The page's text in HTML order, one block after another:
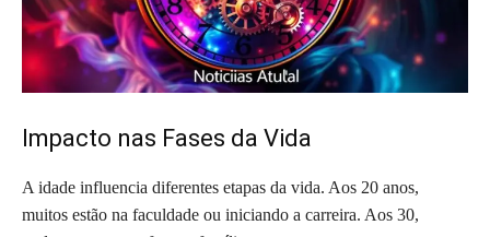
Impacto nas Fases da Vida
A idade influencia diferentes etapas da vida. Aos 20 anos,
muitos estão na faculdade ou iniciando a carreira. Aos 30,